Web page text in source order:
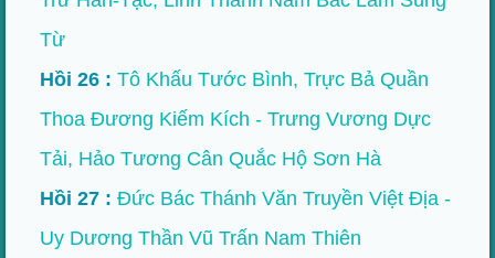
Từ
Hồi 26 : Tô Khấu Tước Bình, Trực Bả Quần
Thoa Đương Kiếm Kích - Trưng Vương Dực
Tải, Hảo Tương Cân Quắc Hộ Sơn Hà
Hồi 27 : Đức Bác Thánh Văn Truyền Việt Địa -
Uy Dương Thần Vũ Trấn Nam Thiên